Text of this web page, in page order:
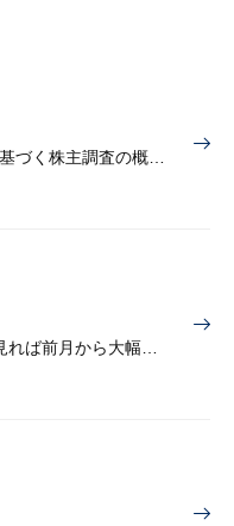
SRDⅡ（EU第二次株主権利指令）に基づく株主調査の概要と課題